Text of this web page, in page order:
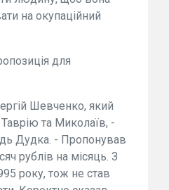
на окупаційний
для
Шевченко, який
та Миколаїв, -
Дудка. - Пропонував
рублів на місяць. З
року, тож не став